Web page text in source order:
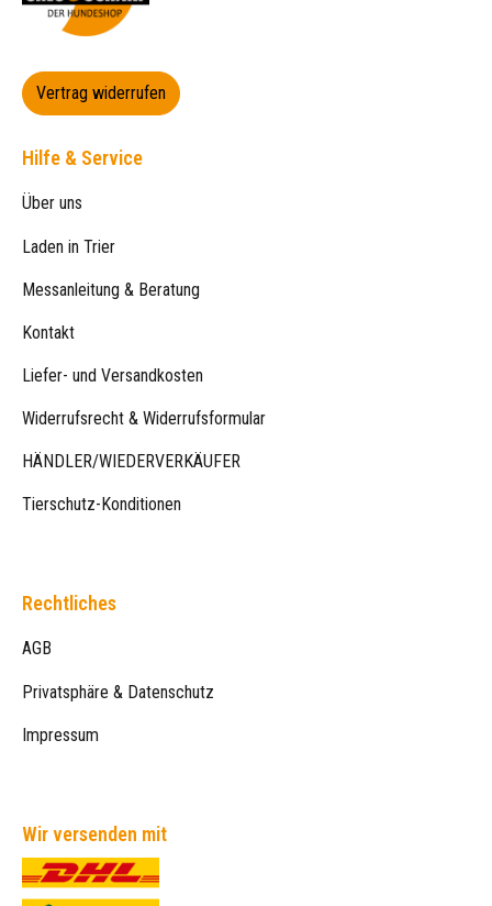
Vertrag widerrufen
Hilfe & Service
Über uns
Laden in Trier
Messanleitung & Beratung
Kontakt
Liefer- und Versandkosten
Widerrufsrecht & Widerrufsformular
HÄNDLER/WIEDERVERKÄUFER
Tierschutz-Konditionen
Rechtliches
AGB
Privatsphäre & Datenschutz
Impressum
Wir versenden mit